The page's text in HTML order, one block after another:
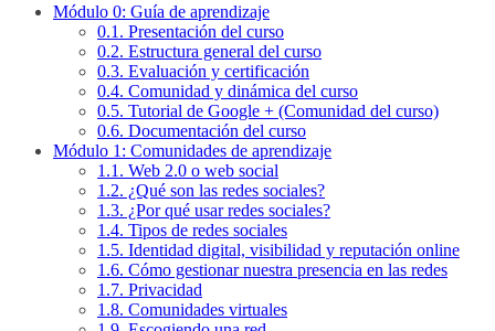
Módulo 0: Guía de aprendizaje
0.1. Presentación del curso
0.2. Estructura general del curso
0.3. Evaluación y certificación
0.4. Comunidad y dinámica del curso
0.5. Tutorial de Google + (Comunidad del curso)
0.6. Documentación del curso
Módulo 1: Comunidades de aprendizaje
1.1. Web 2.0 o web social
1.2. ¿Qué son las redes sociales?
1.3. ¿Por qué usar redes sociales?
1.4. Tipos de redes sociales
1.5. Identidad digital, visibilidad y reputación online
1.6. Cómo gestionar nuestra presencia en las redes
1.7. Privacidad
1.8. Comunidades virtuales